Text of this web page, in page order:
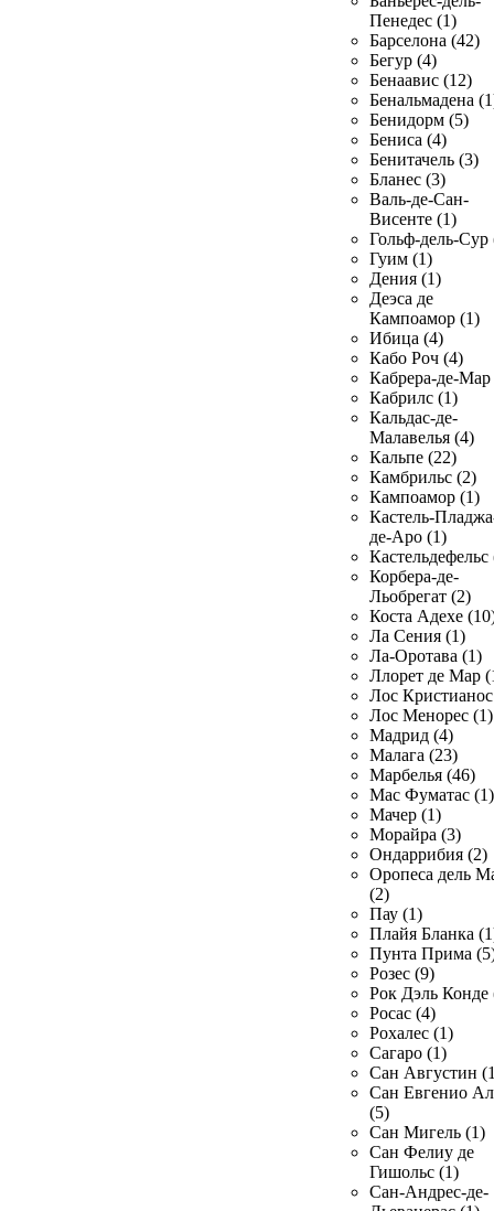
Пенедес (1)
Барселона (42)
Бегур (4)
Бенаавис (12)
Бенальмадена
Бенидорм (5)
Бениса (4)
Бенитачель (3)
Бланес (3)
Валь-де-Сан-
Висенте (1)
Гольф-дель-Сур
Гуим (1)
Дения (1)
Деэса де
Кампоамор (1)
Ибица (4)
Кабо Роч (4)
Кабрера-де-Мар
Кабрилс (1)
Кальдас-де-
Малавелья (4)
Кальпе (22)
Камбрильс (2)
Кампоамор (1)
Кастель-
де-Аро (1)
Кастельдефельс
Корбера-де-
Льобрегат (2)
Коста Адехе
Ла Сения (1)
Ла-Оротава (1)
Ллорет де Мар
Лос
Лос Менорес (1)
Мадрид (4)
Малага (23)
Марбелья (46)
Мас Фуматас (1)
Мачер (1)
Морайра (3)
Ондаррибия (2)
Оропеса дель
(2)
Пау (1)
Плайя Бланка
Пунта Прима
Розес (9)
Рок Дэль Конде
Росас (4)
Рохалес (1)
Сагаро (1)
Сан Августин
Сан Евгенио
(5)
Сан Мигель (1)
Сан Фелиу де
Гишольс (1)
Сан-Андрес-де-